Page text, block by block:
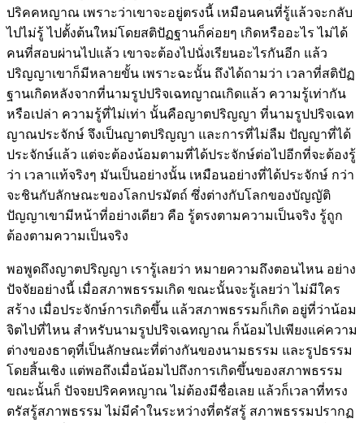
ปริคคหญาณ เพราะว่าเขาจะอยู่ตรงนี้ เหมือนคนที่รู้แล้วจะกลับ
ไปไม่รู้ ไปตั้งต้นใหม่โดยสติปัฏฐานก็ค่อยๆ เกิดหรืออะไร ไม่ได้
คนที่สอบผ่านไปแล้ว เขาจะต้องไปนั่งเรียนอะไรกันอีก แล้ว
ปริญญาเขาก็มีหลายขั้น เพราะฉะนั้น ถึงได้ถามว่า เวลาที่สติปัฏ
ฐานเกิดหลังจากที่นามรูปปริจเฉทญาณเกิดแล้ว ความรู้เท่ากัน
หรือเปล่า ความรู้ที่ไม่เท่า นั้นคือญาตปริญญา ที่นามรูปปริจเฉท
ญาณประจักษ์ จึงเป็นญาตปริญญา และการที่ไม่ลืม ปัญญาที่ได้
ประจักษ์แล้ว แต่จะต้องน้อมตามที่ได้ประจักษ์ต่อไปอีกที่จะต้องรู้
ว่า เวลาแท้จริงๆ มันเป็นอย่างนั้น เหมือนอย่างที่ได้ประจักษ์ กว่า
จะชินกับลักษณะของโลกปรมัตถ์ ซึ่งต่างกับโลกของบัญญัติ
ปัญญาเขามีหน้าที่อย่างเดียว คือ รู้ตรงตามความเป็นจริง รู้ถูก
ต้องตามความเป็นจริง
พอพูดถึงญาตปริญญา เรารู้เลยว่า หมายความถึงตอนไหน อย่าง
ปัจจัยอย่างนี้ เมื่อสภาพธรรมเกิด ขณะนั้นจะรู้เลยว่า ไม่มีใคร
สร้าง เมื่อประจักษ์การเกิดขึ้น แล้วสภาพธรรมก็เกิด อยู่ที่ว่าน้อม
จิตไปที่ไหน สำหรับนามรูปปริจเฉทญาณ ก็น้อมไปเพียงแค่ความ
ต่างของธาตุที่เป็นลักษณะที่ต่างกันของนามธรรม และรูปธรรม
โดยสิ้นเชิง แต่พอถึงเมื่อน้อมไปถึงการเกิดขึ้นของสภาพธรรม
ขณะนั้นก็ ปัจจยปริคคหญาณ ไม่ต้องมีชื่อเลย แล้วก็เวลาที่ทรง
ตรัสรู้สภาพธรรม ไม่มีคำในระหว่างที่ตรัสรู้ สภาพธรรมปรากฏ